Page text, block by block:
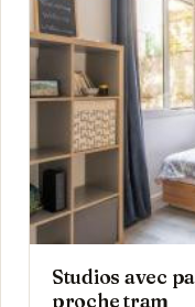
Studios avec
proche tram